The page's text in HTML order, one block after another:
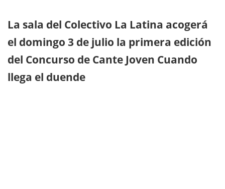
La sala del Colectivo La Latina acogerá
el domingo 3 de julio la primera edición
del Concurso de Cante Joven Cuando
llega el duende